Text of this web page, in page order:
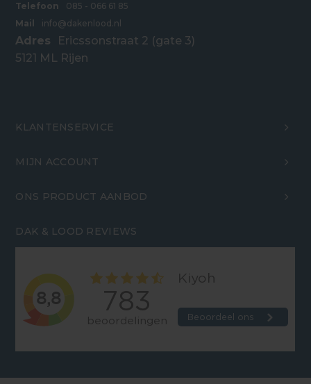
Telefoon
085 - 066 61 85
Mail
info@dakenlood.nl
Adres
Ericssonstraat 2 (gate 3)
5121 ML Rijen
KLANTENSERVICE
MIJN ACCOUNT
ONS PRODUCT AANBOD
DAK & LOOD REVIEWS